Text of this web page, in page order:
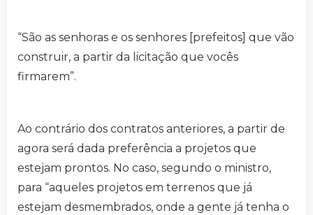
“São as senhoras e os senhores [prefeitos] que vão
construir, a partir da licitação que vocês
firmarem”.
Ao contrário dos contratos anteriores, a partir de
agora será dada preferência a projetos que
estejam prontos. No caso, segundo o ministro,
para “aqueles projetos em terrenos que já
estejam desmembrados, onde a gente já tenha o